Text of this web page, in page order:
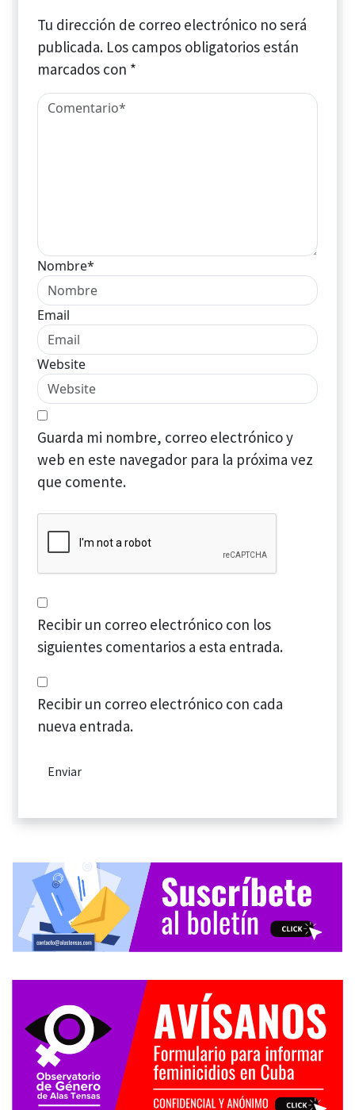
Tu dirección de correo electrónico no será
publicada. Los campos obligatorios están
marcados con *
Nombre*
Email
Website
Guarda mi nombre, correo electrónico y
web en este navegador para la próxima vez
que comente.
Recibir un correo electrónico con los
siguientes comentarios a esta entrada.
Recibir un correo electrónico con cada
nueva entrada.